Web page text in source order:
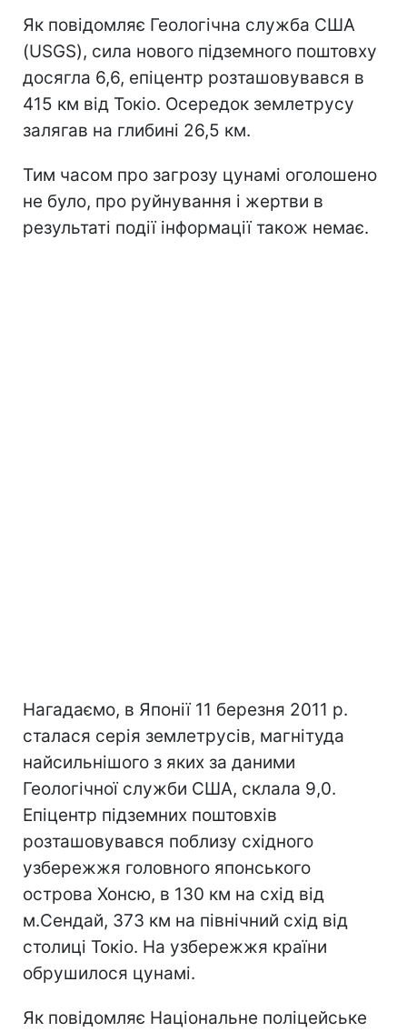
Як повідомляє Геологічна служба США
(USGS), сила нового підземного поштовху
досягла 6,6, епіцентр розташовувався в
415 км від Токіо. Осередок землетрусу
залягав на глибині 26,5 км.
Тим часом про загрозу цунамі оголошено
не було, про руйнування і жертви в
результаті події інформації також немає.
Нагадаємо, в Японії 11 березня 2011 р.
сталася серія землетрусів, магнітуда
найсильнішого з яких за даними
Геологічної служби США, склала 9,0.
Епіцентр підземних поштовхів
розташовувався поблизу східного
узбережжя головного японського
острова Хонсю, в 130 км на схід від
м.Сендай, 373 км на північний схід від
столиці Токіо. На узбережжя країни
обрушилося цунамі.
Як повідомляє Національне поліцейське